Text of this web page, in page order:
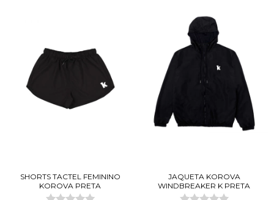
SHORTS TACTEL FEMININO
KOROVA PRETA
JAQUETA KOROVA
WINDBREAKER K PRETA